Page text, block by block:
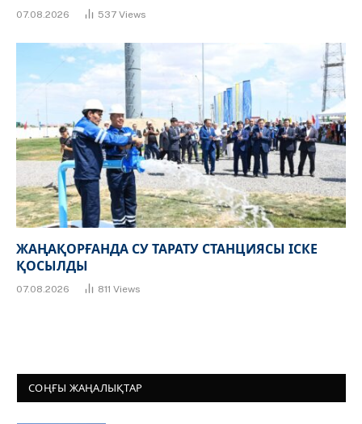
07.08.2026 537 Views
ЖАҢАҚОРҒАНДА СУ ТАРАТУ СТАНЦИЯСЫ ІСКЕ
ҚОСЫЛДЫ
07.08.2026 811 Views
СОҢҒЫ ЖАҢАЛЫҚТАР